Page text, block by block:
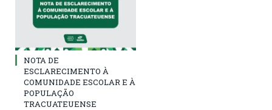
NOTA DE
ESCLARECIMENTO À
COMUNIDADE ESCOLAR E À
POPULAÇÃO
TRACUATEUENSE